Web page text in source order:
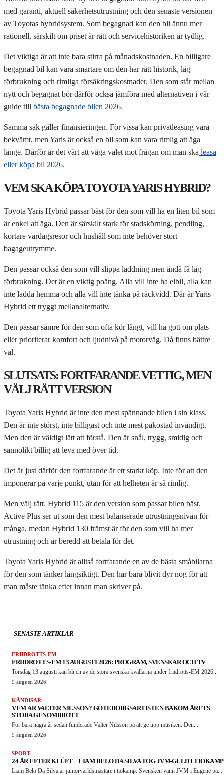
med garanti, aktuell säkerhetsutrustning och den senaste versionen
av Toyotas hybridsystem. Som begagnad kan den bli ännu mer
rationell, särskilt om priset är rätt och servicehistoriken är tydlig.
Det viktiga är att inte bara stirra på månadskostnaden. En billigare
begagnad bil kan vara smartare om den har rätt historik, låg
förbrukning och rimliga försäkringskostnader. Den som står mellan
nytt och begagnat bör därför också jämföra med alternativen i vår
guide till bästa begagnade bilen 2026.
Samma sak gäller finansieringen. För vissa kan privatleasing vara
bekvämt, men Yaris är också en bil som kan vara rimlig att äga
länge. Därför är det värt att väga valet mot frågan om man ska leasa
eller köpa bil 2026.
VEM SKA KÖPA TOYOTA YARIS HYBRID?
Toyota Yaris Hybrid passar bäst för den som vill ha en liten bil som
är enkel att äga. Den är särskilt stark för stadskörning, pendling,
kortare vardagsresor och hushåll som inte behöver stort
bagageutrymme.
Den passar också den som vill slippa laddning men ändå få låg
förbrukning. Det är en viktig poäng. Alla vill inte ha elbil, alla kan
inte ladda hemma och alla vill inte tänka på räckvidd. Där är Yaris
Hybrid ett tryggt mellanalternativ.
Den passar sämre för den som ofta kör långt, vill ha gott om plats
eller prioriterar komfort och ljudnivå på motorväg. Då finns bättre
val.
SLUTSATS: FORTFARANDE VETTIG, MEN
VÄLJ RÄTT VERSION
Toyota Yaris Hybrid är inte den mest spännande bilen i sin klass.
Den är inte störst, inte billigast och inte mest påkostad invändigt.
Men den är väldigt lätt att förstå. Den är snål, trygg, smidig och
sannolikt billig att leva med över tid.
Det är just därför den fortfarande är ett starkt köp. Inte för att den
imponerar på varje punkt, utan för att helheten är så rimlig.
Men välj rätt. Hybrid 115 är den version som passar bilen bäst.
Active Plus ser ut som den mest balanserade utrustningsnivån för
många, medan Hybrid 130 främst är för den som vill ha mer
utrustning och är beredd att betala för det.
Toyota Yaris Hybrid är alltså fortfarande en av de bästa småbilarna
för den som tänker långsiktigt. Den har bara blivit dyr nog för att
man måste tänka efter innan man skriver på.
SENASTE ARTIKLAR
FRIIDROTTS-EM
FRIIDROTTS-EM 13 AUGUSTI 2026: PROGRAM, SVENSKAR OCH TV
Torsdag 13 augusti kan bli en av de stora svenska kvällarna under friidrotts-EM 2026...
9 augusti 2026
KÄNDISAR
VEM ÄR VALTER NILSSON? GÖTEBORGSARTISTEN BAKOM ÅRETS
STORA GENOMBROTT
För bara några år sedan funderade Valter Nilsson på att ge upp musiken. Den...
9 augusti 2026
SPORT
24 ÅR EFTER KLÜFT – LIAM BELO DA SILVA TOG JVM-GULD I TIOKAMP
Liam Belo Da Silva är juniorvärldsmästare i tiokamp. Svensken vann JVM i Eugene på...